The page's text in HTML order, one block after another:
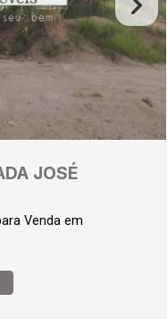
JOSÉ
Venda em